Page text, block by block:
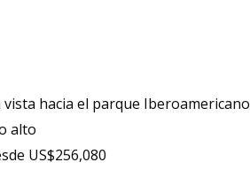
hacia el parque Iberoamericano
alto
US$256,080